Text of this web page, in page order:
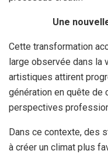
Une
Cette transformation
large observée dans la
artistiques attirent
génération en quête de
perspectives
Dans ce contexte, des
à créer un climat plus